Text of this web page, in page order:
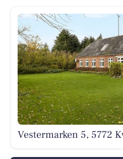
Vestermarken 5, 5772